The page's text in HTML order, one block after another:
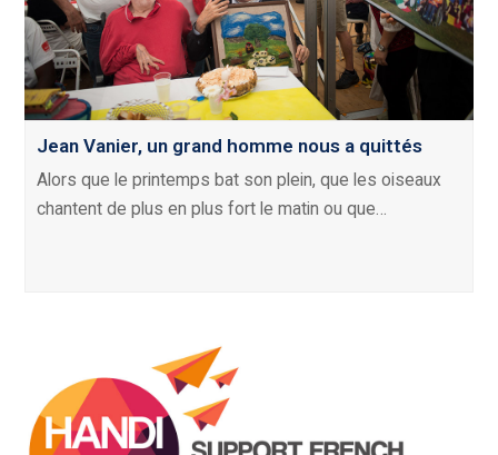
Jean Vanier, un grand homme nous a quittés
Alors que le printemps bat son plein, que les oiseaux
chantent de plus en plus fort le matin ou que…